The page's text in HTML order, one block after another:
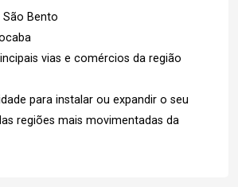
Bento
vias e comércios da região
para instalar ou expandir o seu
regiões mais movimentadas da